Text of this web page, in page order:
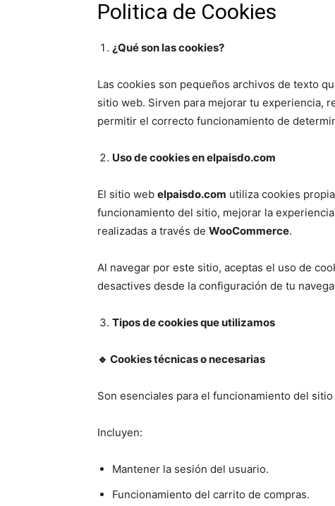
Politica de Cookies
¿Qué son las cookies?
Las cookies son pequeños archivos de texto
sitio web. Sirven para mejorar tu experiencia,
permitir el correcto funcionamiento de
Uso de cookies en elpaisdo.com
El sitio web elpaisdo.com utiliza cookies
funcionamiento del sitio, mejorar la
realizadas a través de WooCommerce.
Al navegar por este sitio, aceptas el uso de
desactives desde la configuración de tu
Tipos de cookies que utilizamos
🔹 Cookies técnicas o necesarias
Son esenciales para el funcionamiento del
Incluyen:
Mantener la sesión del usuario.
Funcionamiento del carrito de compras.